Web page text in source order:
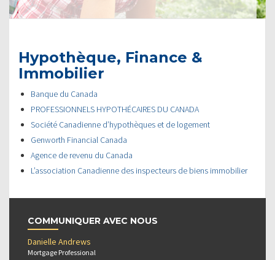
Hypothèque, Finance &
Immobilier
Banque du Canada
PROFESSIONNELS HYPOTHÉCAIRES DU CANADA
Société Canadienne d’hypothèques et de logement
Genworth Financial Canada
Agence de revenu du Canada
L’association Canadienne des inspecteurs de biens immobilier
COMMUNIQUER AVEC NOUS
Danielle Andrews
Mortgage Professional